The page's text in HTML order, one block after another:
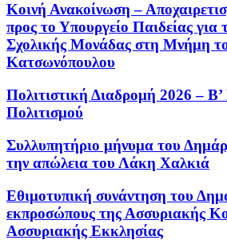
Κοινή Ανακοίνωση –
προς το Υπουργείο Παιδείας
Σχολικής Μονάδας στη Μνήμη
Κατσωνόπουλου
Πολιτιστική Διαδρομή 2026 –
Πολιτισμού
Συλλυπητήριο μήνυμα του
την απώλεια του Λάκη Χαλκιά
Εθιμοτυπική συνάντηση του
εκπροσώπους της Ασσυριακής
Ασσυριακής Εκκλησίας